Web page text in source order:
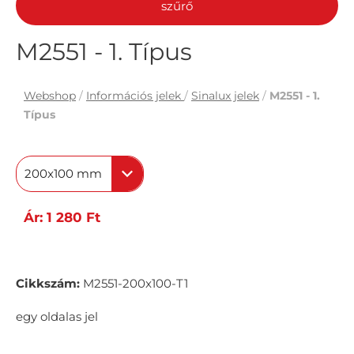
szűrő
M2551 - 1. Típus
Webshop / Információs jelek / Sinalux jelek / M2551 - 1.
Típus
200x100 mm
Ár: 1 280 Ft
Cikkszám: M2551-200x100-T1
egy oldalas jel